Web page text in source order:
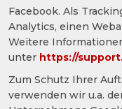
Facebook. Als
Analytics, einen
Weitere
unter https://
Zum Schutz Ihrer
verwenden wir u.a.